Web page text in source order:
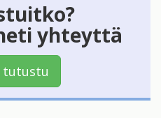
yhteyttä
tutustu